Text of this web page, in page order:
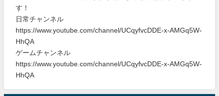
す！
日常チャンネル
https://www.youtube.com/channel/UCqyfvcDDE-x-AMGq5W-
HhQA
ゲームチャンネル
https://www.youtube.com/channel/UCqyfvcDDE-x-AMGq5W-
HhQA